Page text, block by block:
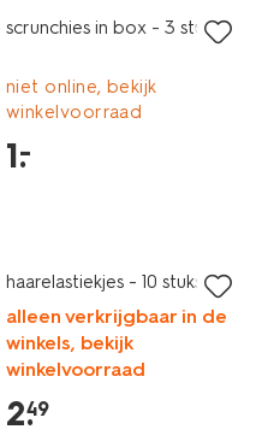
scrunchies in box - 3 stuks
niet online, bekijk
winkelvoorraad
1.
–
haarelastiekjes - 10 stuks
alleen verkrijgbaar in de
winkels, bekijk
winkelvoorraad
2.
49